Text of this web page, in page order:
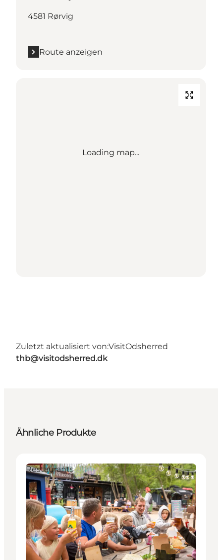
4581 Rørvig
Route anzeigen
Loading map...
Zuletzt aktualisiert von:VisitOdsherred
thb@visitodsherred.dk
Ähnliche Produkte
Restaurants